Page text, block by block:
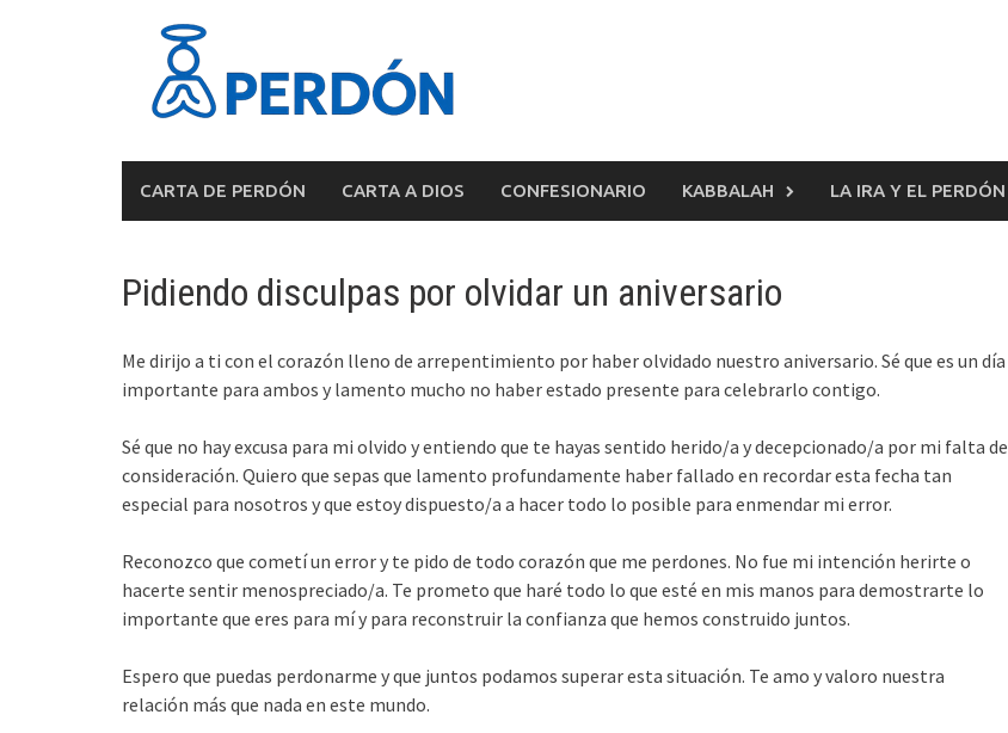
CARTA DE PERDÓN CARTA A DIOS CONFESIONARIO KABBALAH LA IRA Y EL PERDÓN
Pidiendo disculpas por olvidar un aniversario
Me dirijo a ti con el corazón lleno de arrepentimiento por haber olvidado nuestro aniversario. Sé que es un día
importante para ambos y lamento mucho no haber estado presente para celebrarlo contigo.
Sé que no hay excusa para mi olvido y entiendo que te hayas sentido herido/a y decepcionado/a por mi falta de
consideración. Quiero que sepas que lamento profundamente haber fallado en recordar esta fecha tan
especial para nosotros y que estoy dispuesto/a a hacer todo lo posible para enmendar mi error.
Reconozco que cometí un error y te pido de todo corazón que me perdones. No fue mi intención herirte o
hacerte sentir menospreciado/a. Te prometo que haré todo lo que esté en mis manos para demostrarte lo
importante que eres para mí y para reconstruir la confianza que hemos construido juntos.
Espero que puedas perdonarme y que juntos podamos superar esta situación. Te amo y valoro nuestra
relación más que nada en este mundo.